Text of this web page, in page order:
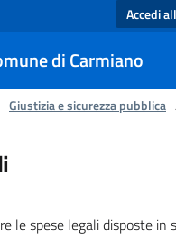
Accedi
di Carmiano
Giustizia e sicurezza pubblica
di Carmiano
le spese legali disposte in